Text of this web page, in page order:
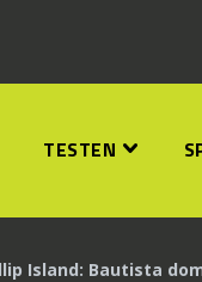
TESTEN
Island: Bautista